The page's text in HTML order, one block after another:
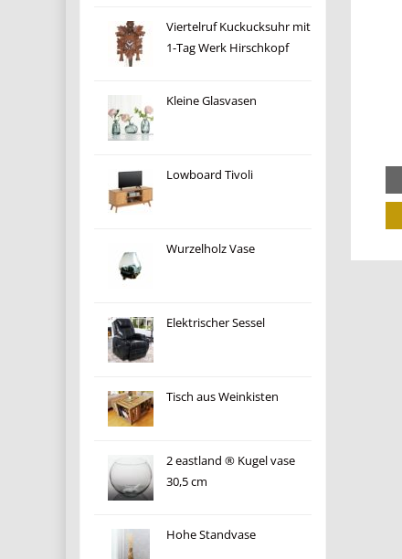
Viertelruf Kuckucksuhr mit
1-Tag Werk Hirschkopf
Kleine Glasvasen
Lowboard Tivoli
Wurzelholz Vase
Elektrischer Sessel
Tisch aus Weinkisten
2 eastland ® Kugel vase
30,5 cm
Hohe Standvase